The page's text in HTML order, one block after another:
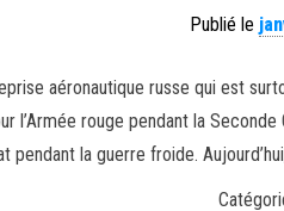
Publié le
aéronautique russe qui est
l’Armée rouge pendant la
pendant la guerre froide.